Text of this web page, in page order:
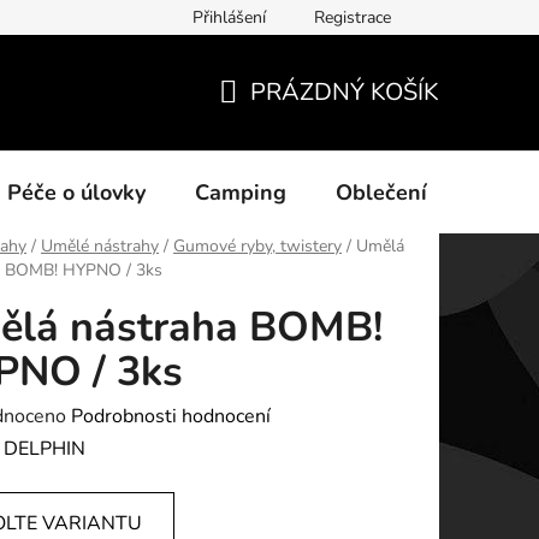
Přihlášení Registrace
KOŠÍK
PRÁZDNÝ KOŠÍK
Péče o úlovky Camping Oblečení
/ Umělé nástrahy / Gumové ryby, twistery / Umělá
BOMB! HYPNO / 3ks
nástraha BOMB!
/ 3ks
Podrobnosti hodnocení
DELPHIN
VARIANTU